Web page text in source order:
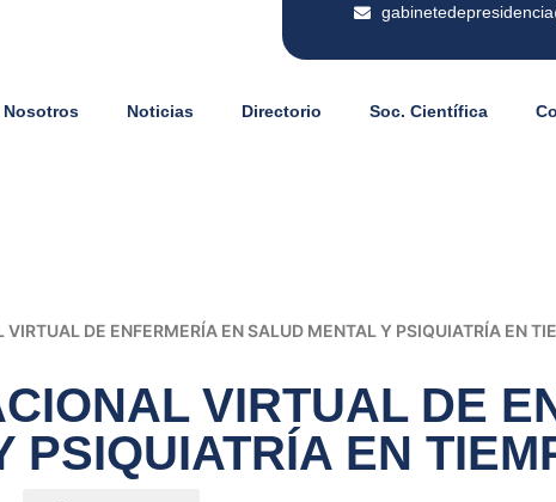
Nosotros Noticias Directorio Soc. Científica
VIRTUAL DE ENFERMERÍA EN SALUD MENTAL Y PSIQUIATRÍA EN
VIRTUAL DE
PSIQUIATRÍA EN